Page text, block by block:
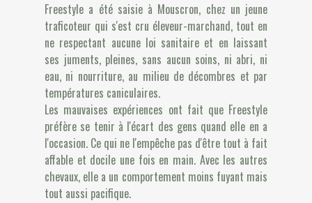
Freestyle a été saisie à Mouscron, chez un jeune
traficoteur qui s'est cru éleveur-marchand, tout en
ne respectant aucune loi sanitaire et en laissant
ses juments, pleines, sans aucun soins, ni abri, ni
eau, ni nourriture, au milieu de décombres et par
températures caniculaires.
Les mauvaises expériences ont fait que Freestyle
préfère se tenir à l'écart des gens quand elle en a
l'occasion. Ce qui ne l'empêche pas d'être tout à fait
affable et docile une fois en main. Avec les autres
chevaux, elle a un comportement moins fuyant mais
tout aussi pacifique.